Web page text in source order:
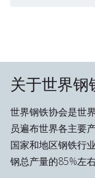
关于世界钢
世界钢铁协会是世
员遍布世界各主要
国家和地区钢铁行
钢总产量的85%左右